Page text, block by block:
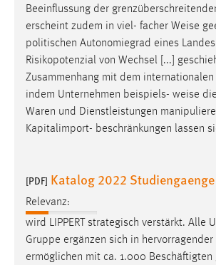
Beeinflussung der
erscheint zudem in viel- facher Weise
politischen Autonomiegrad eines
Risikopotenzial von Wechsel [...]
Zusammenhang mit dem
indem Unternehmen beispiels- weise
Waren und Dienstleistungen
Kapitalimport- beschränkungen lassen
[PDF] Katalog 2022 Studiengaenge
Relevanz:
wird LIPPERT strategisch verstärkt. Alle
Gruppe ergänzen sich in hervorragender
ermöglichen mit ca. 1.000